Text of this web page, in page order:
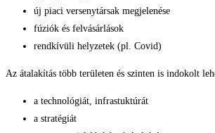
új piaci versenytársak megjelenése
fúziók és felvásárlások
rendkívüli helyzetek (pl. Covid)
Az átalakítás több területen és szinten is indokolt
a technológiát, infrastuktúrát
a stratégiát